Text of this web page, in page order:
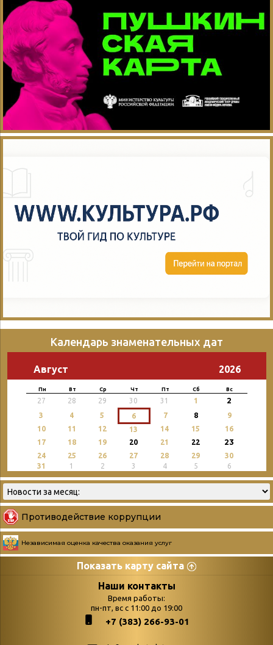
Календарь знаменательных дат
Август 2026
Пн Вт Ср Чт Пт Сб Вс
27 28 29 30 31 1 2
3 4 5 6 7 8
9
10
11 12 13 14 15
16
17
18 19 20 21 22 23
24 25 26 27 28 29
30
31
1 2 3 4 5 6
Противодействие коррупции
Независимая оценка качества оказания услуг
Показать карту сайта
Страницы
podvedenie-itogov-festivalya-
поступлений
Наши контакты
Время работы:
пн-пт, вс с 11:00 до 19:00
+7 (383) 266-93-01